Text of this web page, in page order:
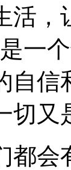
活，
一
自信
切又
都会